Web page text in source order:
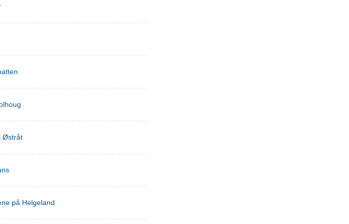
Østråt
på Helgeland